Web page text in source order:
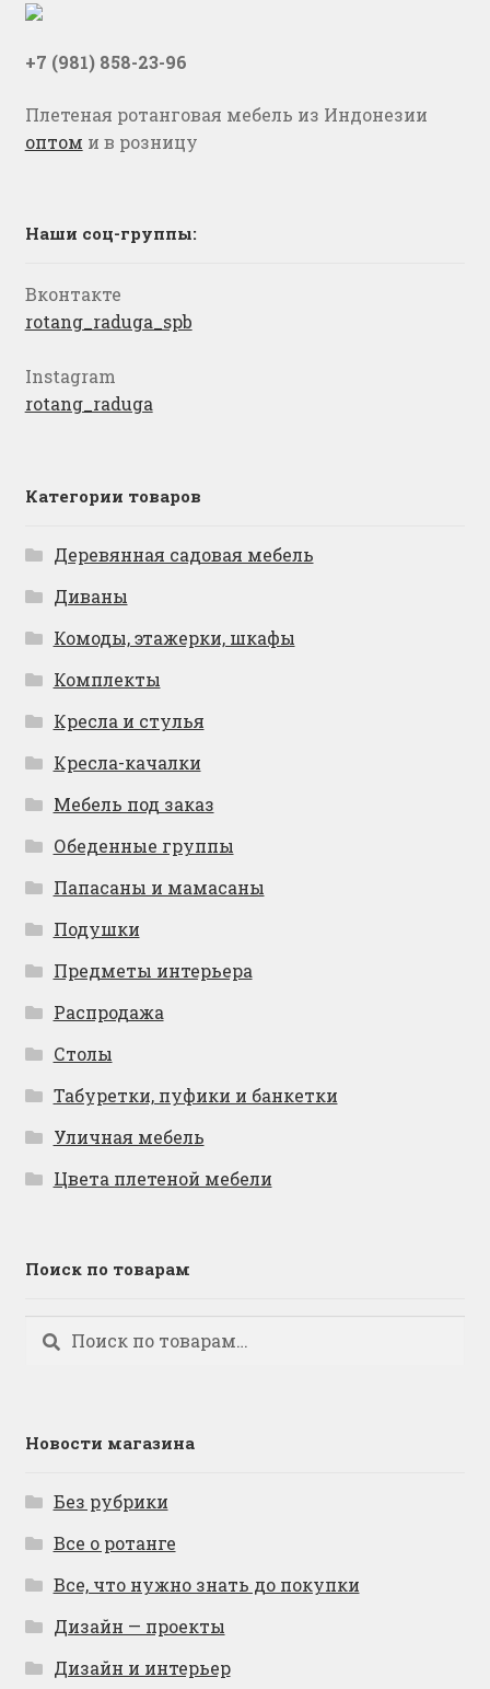
+7 (981) 858-23-96
Плетеная ротанговая мебель из Индонезии
оптом и в розницу
Наши соц-группы:
Вконтакте
rotang_raduga_spb
Instagram
rotang_raduga
Категории товаров
Деревянная садовая мебель
Диваны
Комоды, этажерки, шкафы
Комплекты
Кресла и стулья
Кресла-качалки
Мебель под заказ
Обеденные группы
Папасаны и мамасаны
Подушки
Предметы интерьера
Распродажа
Столы
Табуретки, пуфики и банкетки
Уличная мебель
Цвета плетеной мебели
Поиск по товарам
Искать:
Поиск
Новости магазина
Без рубрики
Все о ротанге
Все, что нужно знать до покупки
Дизайн — проекты
Дизайн и интерьер